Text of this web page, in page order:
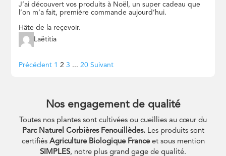
J’ai découvert vos produits à Noël, un super cadeau que
l’on m’a fait, première commande aujourd’hui.
Hâte de la reçevoir.
Laëtitia
Navigation
Précédent Page
1 Page
2 Page
3 ... Page
20 Suivant
Nos engagement de qualité
Toutes nos plantes sont cultivées ou cueillies au cœur du
Parc Naturel Corbières Fenouillèdes.Les produits sont
certifiésAgriculture Biologique Franceet sous mention
SIMPLES, notre plus grand gage de qualité.